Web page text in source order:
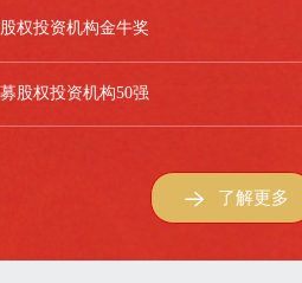
权投资机构金牛奖
股权投资机构50强
了解更多